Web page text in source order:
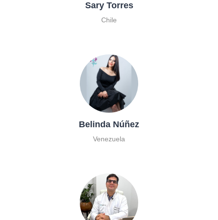
Sary Torres
Chile
Belinda Núñez
Venezuela